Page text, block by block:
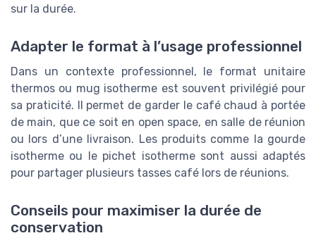
sur la durée.
Adapter le format à l’usage professionnel
Dans un contexte professionnel, le format unitaire
thermos ou mug isotherme est souvent privilégié pour
sa praticité. Il permet de garder le café chaud à portée
de main, que ce soit en open space, en salle de réunion
ou lors d’une livraison. Les produits comme la gourde
isotherme ou le pichet isotherme sont aussi adaptés
pour partager plusieurs tasses café lors de réunions.
Conseils pour maximiser la durée de
conservation